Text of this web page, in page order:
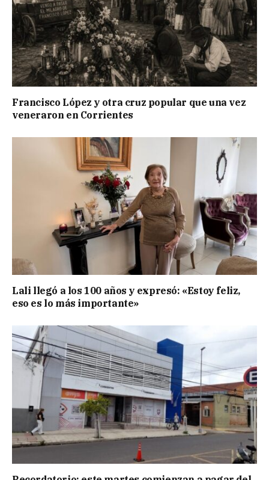
Francisco López y otra cruz popular que una vez
veneraron en Corrientes
Lali llegó a los 100 años y expresó: «Estoy feliz,
eso es lo más importante»